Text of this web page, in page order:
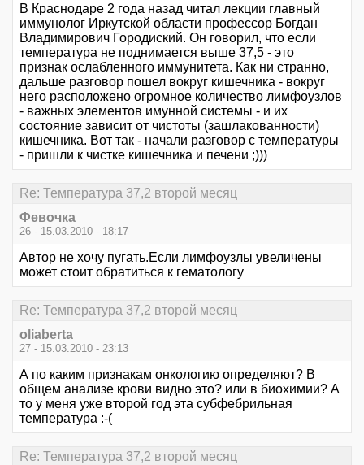
В Краснодаре 2 года назад читал лекции главный
иммунолог Иркутской области профессор Богдан
Владимирович Городиский. Он говорил, что если
температура не поднимается выше 37,5 - это
признак ослабленного иммунитета. Как ни странно,
дальше разговор пошел вокруг кишечника - вокруг
него расположено огромное количество лимфоузлов
- важных элементов имунной системы - и их
состояние зависит от чистоты (зашлакованности)
кишечника. Вот так - начали разговор с температуры
- пришли к чистке кишечника и печени ;)))
Re: Температура 37,2 второй месяц
Февочка
26 - 15.03.2010 - 18:17
Автор не хочу пугать.Если лимфоузлы увеличены
может стоит обратиться к гематологу
Re: Температура 37,2 второй месяц
oliaberta
27 - 15.03.2010 - 23:13
А по каким признакам онкологию определяют? В
общем анализе крови видно это? или в биохимии? А
то у меня уже второй год эта субфебрильная
температура :-(
Re: Температура 37,2 второй месяц